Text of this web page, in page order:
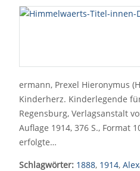
ermann, Prexel Hieronymus
Kinderherz. Kinderlegende
Regensburg, Verlagsanstalt
Auflage 1914, 376 S., Format
erfolgte…
Schlagwörter: 1888, 1914,